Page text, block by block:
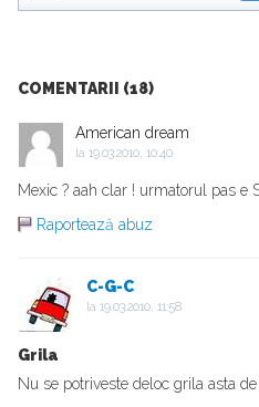
COMENTARII (18)
American dream
la 19.03.2010, 10:40
Mexic ? aah clar ! urmatorul pas e
Raportează abuz
C-G-C
la 19.03.2010, 11:58
Grila
Nu se potriveste deloc grila asta